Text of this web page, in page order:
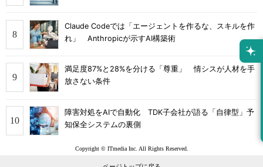
Claude Codeでは「エージェントを作るな、スキルを作
れ」 Anthropicが示すAI構築術
満足度87%と28%を分ける「尊重」 情シスが人材を手
放さない条件
障害対処をAIで自動化 TDK子会社が語る「自律型」予
知保全システムの裏側
Copyright © ITmedia Inc. All Rights Reserved.